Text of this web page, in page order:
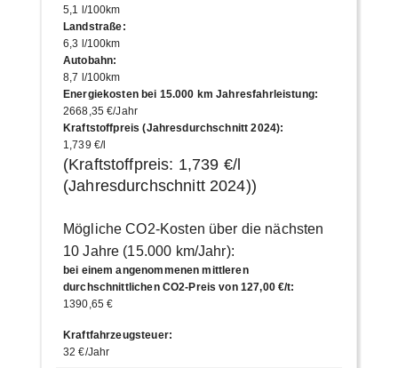
5,1 l/100km
Landstraße:
6,3 l/100km
Autobahn:
8,7 l/100km
Energiekosten bei 15.000 km Jahresfahrleistung:
2668,35 €/Jahr
Kraftstoffpreis (Jahresdurchschnitt 2024):
1,739 €/l
(Kraftstoffpreis: 1,739 €/l
(Jahresdurchschnitt 2024))
Mögliche CO2-Kosten über die nächsten
10 Jahre (15.000 km/Jahr):
bei einem angenommenen mittleren
durchschnittlichen CO2-Preis von 127,00 €/t:
1390,65 €
Kraftfahrzeugsteuer:
32 €/Jahr